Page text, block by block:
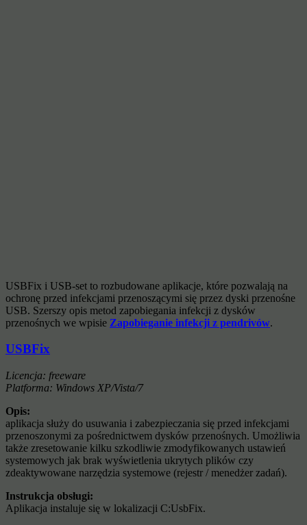
USBFix i USB-set to rozbudowane aplikacje, które pozwalają na
ochronę przed infekcjami przenoszącymi się przez dyski przenośne
USB. Szerszy opis metod zapobiegania infekcji z dysków
przenośnych we wpisie Zapobieganie infekcji z pendrivów.
USBFix
Licencja: freeware
Platforma: Windows XP/Vista/7
Opis:
aplikacja służy do usuwania i zabezpieczania się przed infekcjami
przenoszonymi za pośrednictwem dysków przenośnych. Umożliwia
także zresetowanie kilku szkodliwie zmodyfikowanych ustawień
systemowych jak brak wyświetlenia ukrytych plików czy
zdeaktywowane narzędzia systemowe (rejestr / menedżer zadań).
Instrukcja obsługi:
Aplikacja instaluje się w lokalizacji C:UsbFix.